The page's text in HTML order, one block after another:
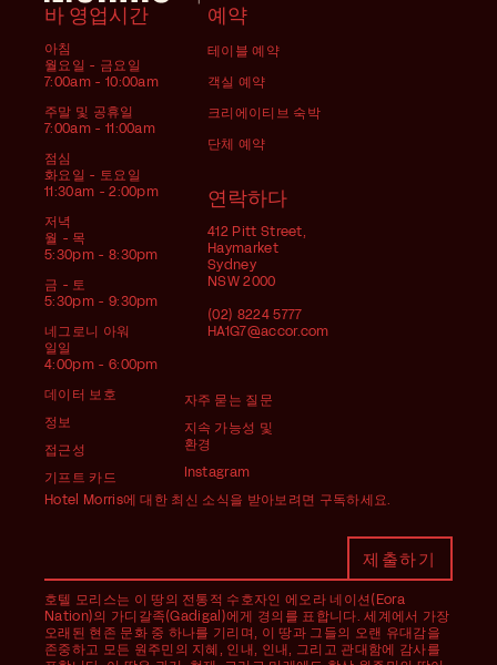
바 영업시간
아침
월요일 - 금요일
7:00am - 10:00am
주말 및 공휴일
7:00am - 11:00am
점심
화요일 - 토요일
11:30am - 2:00pm
저녁
월 - 목
5:30pm - 8:30pm
금 - 토
5:30pm - 9:30pm
네그로니 아워
일일
4:00pm - 6:00pm
예약
테이블 예약
객실 예약
크리에이티브 숙박
단체 예약
연락하다
412 Pitt Street,
Haymarket
Sydney
NSW 2000
(02) 8224 5777
HA1G7@accor.com
데이터 보호
정보
접근성
기프트 카드
자주 묻는 질문
지속 가능성 및
환경
Instagram
Hotel Morris에 대한 최신 소식을 받아보려면 구독하세요.
호텔 모리스는 이 땅의 전통적 수호자인 에오라 네이션(Eora
Nation)의 가디갈족(Gadigal)에게 경의를 표합니다. 세계에서 가장
오래된 현존 문화 중 하나를 기리며, 이 땅과 그들의 오랜 유대감을
존중하고 모든 원주민의 지혜, 인내, 인내, 그리고 관대함에 감사를